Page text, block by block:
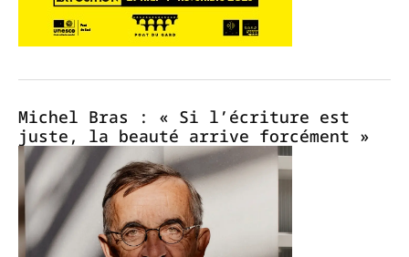
Michel Bras : « Si l’écriture est
juste, la beauté arrive forcément »